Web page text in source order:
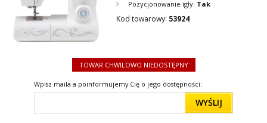
Pozycjonowanie igły: Tak
Kod towarowy: 53924
TOWAR CHWILOWO NIEDOSTĘPNY
Wpisz maila a poinformujemy Cię o jego dostępności:
WYŚLIJ